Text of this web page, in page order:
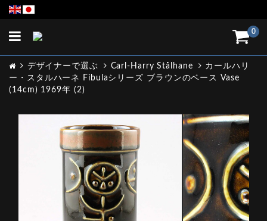
0
Toggle
デザイナーで選ぶ Carl-Harry Stålhane
カールハリ
ー・スタルハーネ Fibulaシリーズ ブラウンのベース Vase
(14cm) 1969年 (2)